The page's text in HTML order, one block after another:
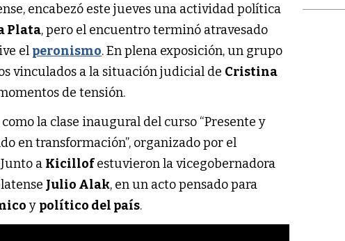
encabezó este jueves una actividad política
Plata, pero el encuentro terminó atravesado
el peronismo. En plena exposición, un grupo
vinculados a la situación judicial de Cristina
de tensión.
la clase inaugural del curso “Presente y
en transformación”, organizado por el
Junto a Kicillofestuvieron la vicegobernadora
Julio Alak, en un acto pensado para
y político del país.